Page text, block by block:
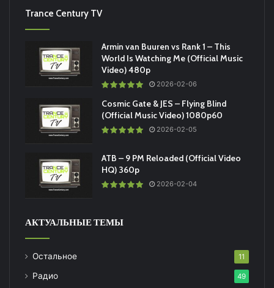
Trance Century TV
Armin van Buuren vs Rank 1 – This
World Is Watching Me (Official Music
Video) 480p
2026-02-06
Cosmic Gate & JES – Flying Blind
(Official Music Video) 1080p60
2026-02-05
ATB – 9 PM Reloaded (Official Video
HQ) 360p
2026-02-04
АКТУАЛЬНЫЕ ТЕМЫ
Остальное 11
Радио 49